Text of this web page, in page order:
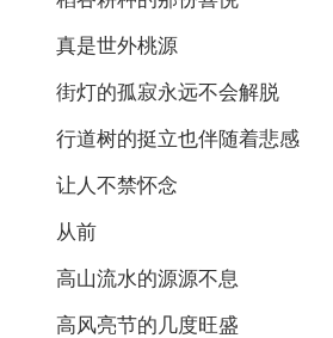
真是世外桃源
街灯的孤寂永远不会解脱
行道树的挺立也伴随着悲感
让人不禁怀念
从前
高山流水的源源不息
高风亮节的几度旺盛